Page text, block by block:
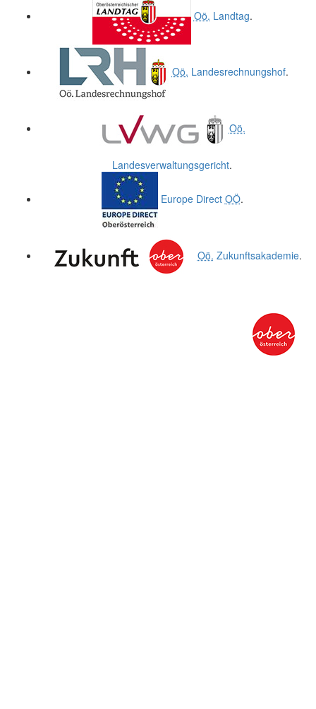
Oö. Landtag.
Oö. Landesrechnungshof.
Oö.
Landesverwaltungsgericht.
Europe Direct OÖ.
Oö. Zukunftsakademie.